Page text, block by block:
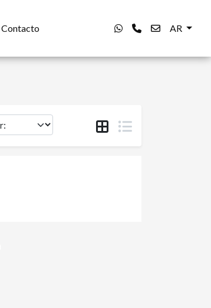
Contacto AR